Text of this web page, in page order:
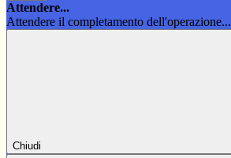
Attendere...
Attendere il completamento dell'operazione...
Chiudi